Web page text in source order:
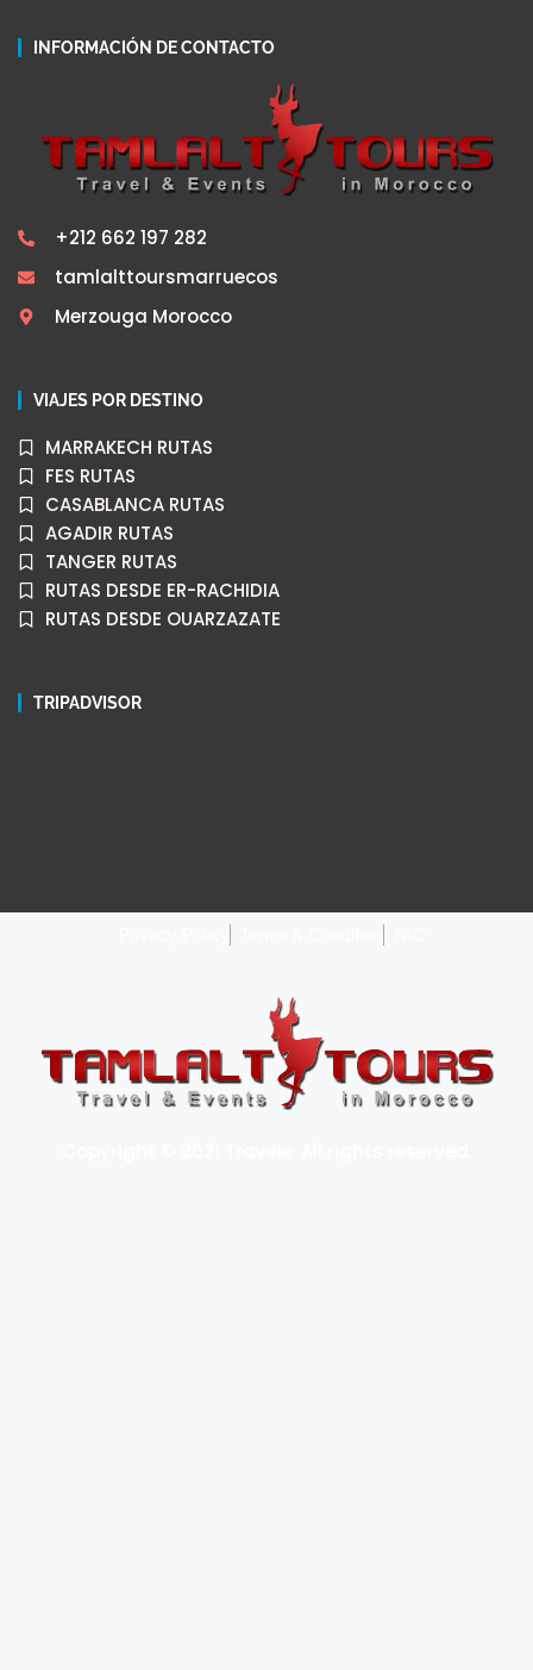
INFORMACIÓN DE CONTACTO
+212 662 197 282
tamlalttoursmarruecos
Merzouga Morocco
VIAJES POR DESTINO
MARRAKECH RUTAS
FES RUTAS
CASABLANCA RUTAS
AGADIR RUTAS
TANGER RUTAS
RUTAS DESDE ER-RACHIDIA
RUTAS DESDE OUARZAZATE
TRIPADVISOR